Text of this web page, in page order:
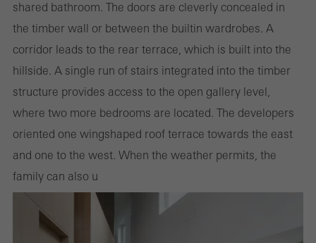
shared bathroom. The doors are cleverly concealed in
the timber wall or between the built­in wardrobes. A
corridor leads to the rear terrace, which is built into the
hillside. A single run of stairs integrated into the timber
structure provides access to the open gallery level,
where two more bedrooms are located. The developers
oriented one wing­shaped roof terrace towards the east
and one to the west. When the weather permits, the
family can also u